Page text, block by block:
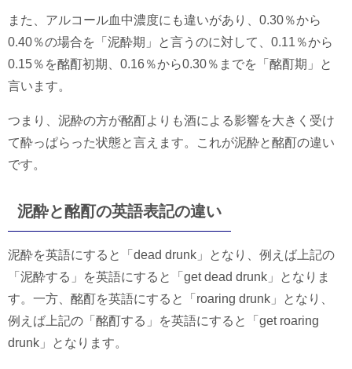
また、アルコール血中濃度にも違いがあり、0.30％から
0.40％の場合を「泥酔期」と言うのに対して、0.11％から
0.15％を酩酊初期、0.16％から0.30％までを「酩酊期」と
言います。
つまり、泥酔の方が酩酊よりも酒による影響を大きく受け
て酔っぱらった状態と言えます。これが泥酔と酩酊の違い
です。
泥酔と酩酊の英語表記の違い
泥酔を英語にすると「dead drunk」となり、例えば上記の
「泥酔する」を英語にすると「get dead drunk」となりま
す。一方、酩酊を英語にすると「roaring drunk」となり、
例えば上記の「酩酊する」を英語にすると「get roaring
drunk」となります。